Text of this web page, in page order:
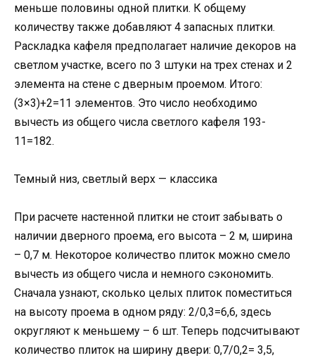
меньше половины одной плитки. К общему
количеству также добавляют 4 запасных плитки.
Раскладка кафеля предполагает наличие декоров на
светлом участке, всего по 3 штуки на трех стенах и 2
элемента на стене с дверным проемом. Итого:
(3×3)+2=11 элементов. Это число необходимо
вычесть из общего числа светлого кафеля 193-
11=182.
Темный низ, светлый верх — классика
При расчете настенной плитки не стоит забывать о
наличии дверного проема, его высота – 2 м, ширина
– 0,7 м. Некоторое количество плиток можно смело
вычесть из общего числа и немного сэкономить.
Сначала узнают, сколько целых плиток поместиться
на высоту проема в одном ряду: 2/0,3=6,6, здесь
округляют к меньшему – 6 шт. Теперь подсчитывают
количество плиток на ширину двери: 0,7/0,2= 3,5,